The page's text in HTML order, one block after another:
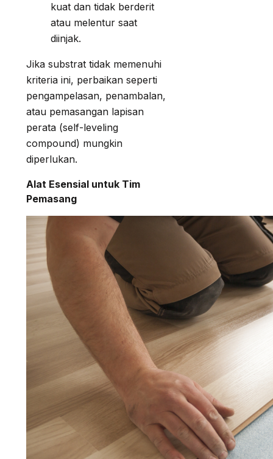
kuat dan tidak berderit
atau melentur saat
diinjak.
Jika substrat tidak memenuhi
kriteria ini, perbaikan seperti
pengampelasan, penambalan,
atau pemasangan lapisan
perata (self-leveling
compound) mungkin
diperlukan.
Alat Esensial untuk Tim
Pemasang